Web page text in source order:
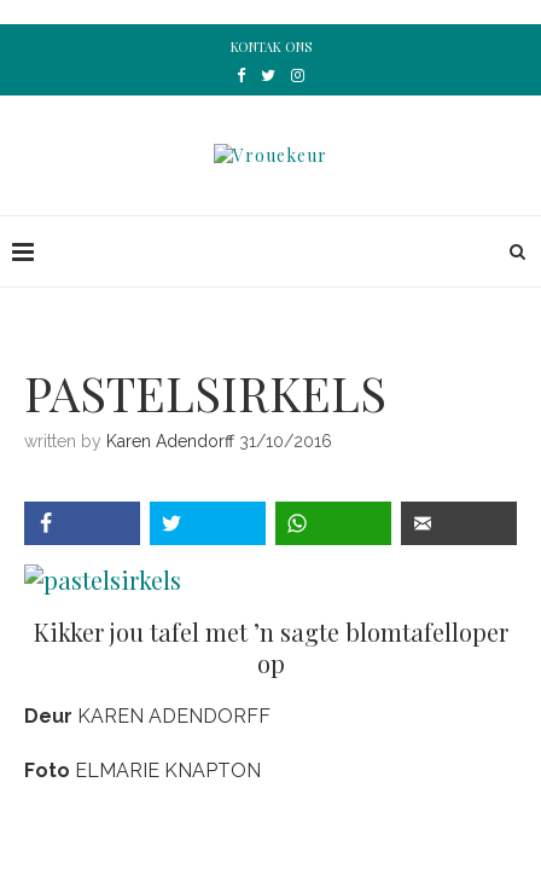
KONTAK ONS
PASTELSIRKELS
written by Karen Adendorff 31/10/2016
Kikker jou tafel met ’n sagte blomtafelloper
op
Deur KAREN ADENDORFF
Foto ELMARIE KNAPTON